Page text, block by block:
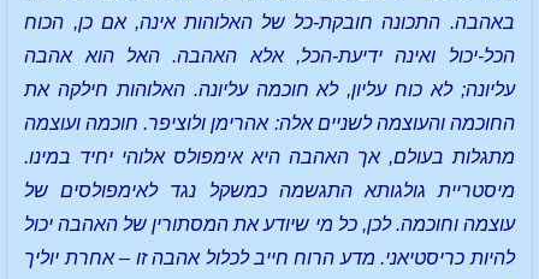
באהבה. התכונה חובקת-כל של האלוהות אינה, אם כן, הכוח
הכל-יכול ואינה ידיעת-הכל, אלא האהבה. האל הוא אהבה
עליונה; לא כוח עליון, לא חוכמה עליונה. האלוהות חילקה את
החוכמה והעוצמה לשניים אלה: אהרימן ולוציפר. חוכמה ועוצמה
מתגלות בעולם, אך האהבה היא אימפולס אלוהי יחיד במינו.
מיסטריית גולגותא התגשמה כמשקל נגד לאימפולסים של
עוצמה וחוכמה. לכן, כל מי שיודע את המסתורין של האהבה יכול
להיות כריסטיאני. מדע הרוח חייב לכלול אהבה זו – אחרת יוליך